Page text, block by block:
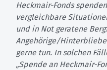
Heckmair-Fonds
vergleichbare
und in Not geratene
Angehörige/
gerne tun. In solchen
„Spende an Heckmair-